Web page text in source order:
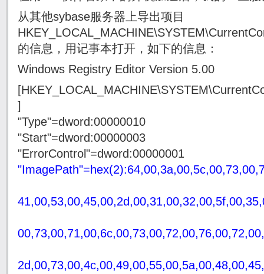
从其他sybase服务器上导出项目
的信息，用记事本打开，如下的信息：
Windows Registry Editor Version 5.00
]
"Type"=dword:00000010
"Start"=dword:00000003
"ErrorControl"=dword:00000001